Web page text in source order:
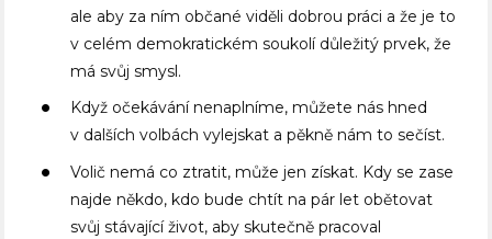
ale aby za ním občané viděli dobrou práci a že je to
v celém demokratickém soukolí důležitý prvek, že
má svůj smysl.
Když očekávání nenaplníme, můžete nás hned
v dalších volbách vylejskat a pěkně nám to sečíst.
Volič nemá co ztratit, může jen získat. Kdy se zase
najde někdo, kdo bude chtít na pár let obětovat
svůj stávající život, aby skutečně pracoval